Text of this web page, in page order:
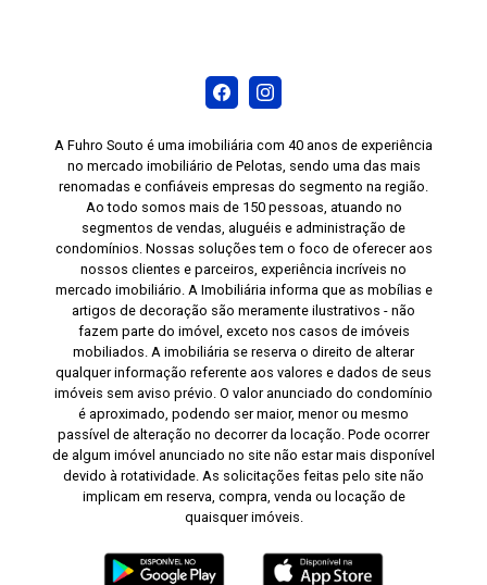
A Fuhro Souto é uma imobiliária com 40 anos de experiência
no mercado imobiliário de Pelotas, sendo uma das mais
renomadas e confiáveis empresas do segmento na região.
Ao todo somos mais de 150 pessoas, atuando no
segmentos de vendas, aluguéis e administração de
condomínios. Nossas soluções tem o foco de oferecer aos
nossos clientes e parceiros, experiência incríveis no
mercado imobiliário. A Imobiliária informa que as mobílias e
artigos de decoração são meramente ilustrativos - não
fazem parte do imóvel, exceto nos casos de imóveis
mobiliados. A imobiliária se reserva o direito de alterar
qualquer informação referente aos valores e dados de seus
imóveis sem aviso prévio. O valor anunciado do condomínio
é aproximado, podendo ser maior, menor ou mesmo
passível de alteração no decorrer da locação. Pode ocorrer
de algum imóvel anunciado no site não estar mais disponível
devido à rotatividade. As solicitações feitas pelo site não
implicam em reserva, compra, venda ou locação de
quaisquer imóveis.